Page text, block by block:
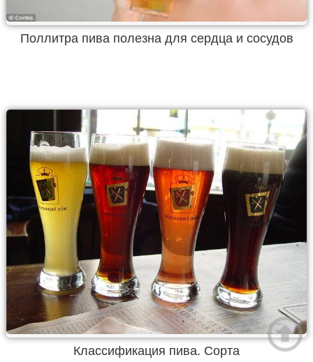
Поллитра пива полезна для сердца и сосудов
Классификация пива. Сорта